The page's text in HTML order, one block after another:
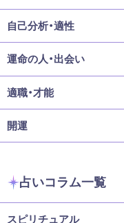
自己分析・適性
運命の人・出会い
適職・才能
開運
占いコラム一覧
スピリチュアル